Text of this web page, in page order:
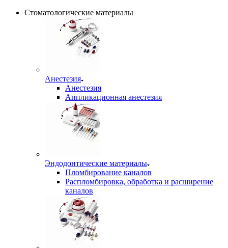
Стоматологические материалы
Анестезия
Анестезия
Аппликационная анестезия
Эндодонтические материалы
Пломбирование каналов
Распломбировка, обработка и расширение
каналов